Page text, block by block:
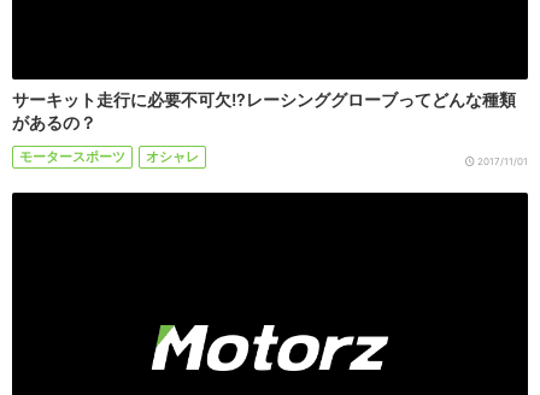
サーキット走行に必要不可欠!?レーシンググローブってどんな種類
があるの？
モータースポーツ オシャレ 2017/11/01